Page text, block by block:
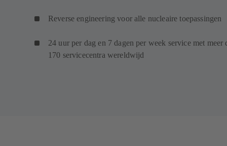
Reverse engineering voor alle nucleaire toepassingen
24 uur per dag en 7 dagen per week service met meer
170 servicecentra wereldwijd